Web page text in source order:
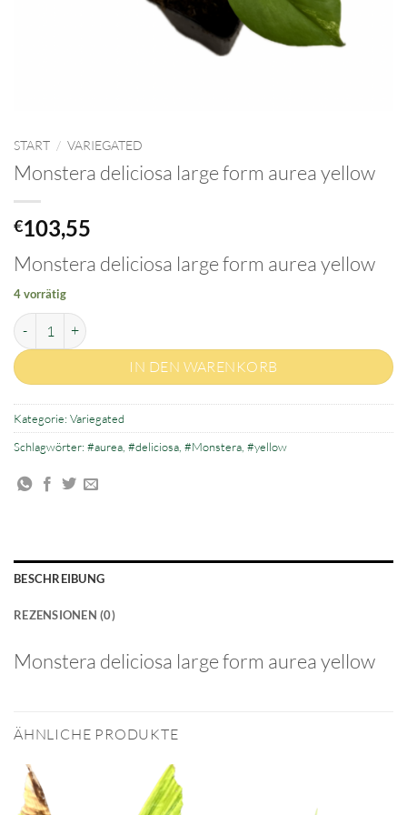
START / VARIEGATED
Monstera deliciosa large form aurea yellow
€103,55
Monstera deliciosa large form aurea yellow
4 vorrätig
Monstera deliciosa large form aurea yellow Menge
IN DEN WARENKORB
Kategorie: Variegated
Schlagwörter: #aurea #deliciosa #Monstera #yellow
BESCHREIBUNG
REZENSIONEN (0)
Monstera deliciosa large form aurea yellow
ÄHNLICHE PRODUKTE